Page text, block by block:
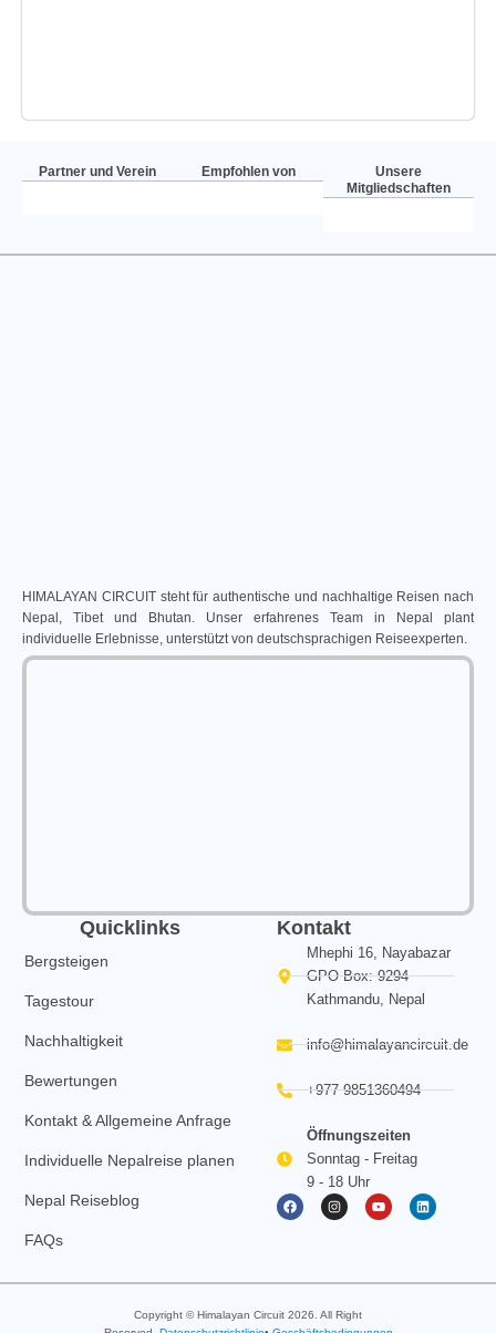
Partner und Verein Empfohlen von
Unsere
Mitgliedschaften
HIMALAYAN CIRCUIT steht für authentische und nachhaltige Reisen nach
Nepal, Tibet und Bhutan. Unser erfahrenes Team in Nepal plant
individuelle Erlebnisse, unterstützt von deutschsprachigen Reiseexperten.
Quicklinks
Bergsteigen
Tagestour
Nachhaltigkeit
Bewertungen
Kontakt & Allgemeine Anfrage
Individuelle Nepalreise planen
Nepal Reiseblog
FAQs
Kontakt
Mhephi 16, Nayabazar
GPO Box: 9294
Kathmandu, Nepal
info@himalayancircuit.de
+977 9851360494
Öffnungszeiten
Sonntag - Freitag
9 - 18 Uhr
F
a
c
o
I
n
s
r
Y
o
u
e
L
i
n
i
Copyright © Himalayan Circuit 2026 . All Right